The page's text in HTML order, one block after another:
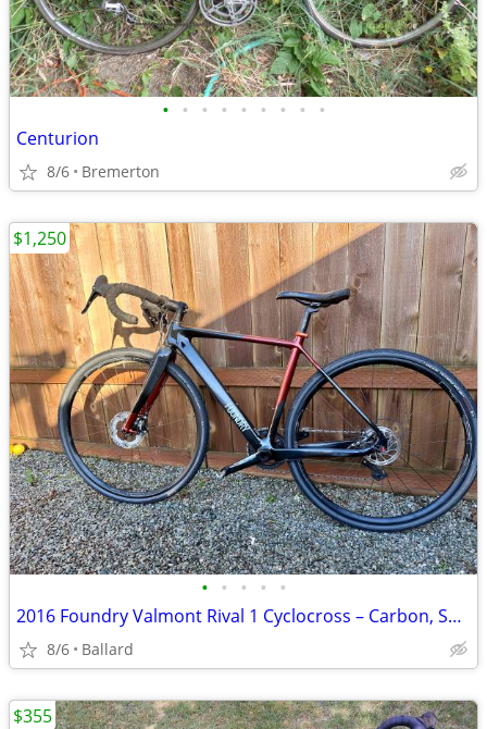
• • • • • • • • •
Centurion
8/6 Bremerton
• • • • •
2016 Foundry Valmont Rival 1 Cyclocross – Carbon, SRAM Rival 1, Disc –
8/6 Ballard
$1,250
$355